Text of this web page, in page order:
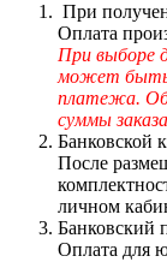
При
Оплата
При выборе
может быть
платежа.
суммы
Банковской
После
личном
Банковский
Оплата для